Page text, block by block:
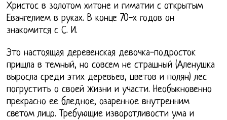
Христос в золотом хитоне и гиматии с открытым
Евангелием в руках. В конце 70-х годов он
знакомится с С. И.
Это настоящая деревенская девочка-подросток
пришла в темный, но совсем не страшный (Аленушка
выросла среди этих деревьев, цветов и полян) лес
погрустить о своей жизни и участи. Необыкновенно
прекрасно ее бледное, озаренное внутренним
светом лицо. Требующие изворотливости ума и